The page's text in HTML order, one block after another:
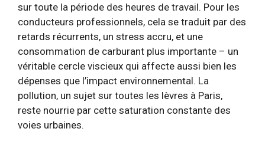
sur toute la période des heures de travail. Pour les
conducteurs professionnels, cela se traduit par des
retards récurrents, un stress accru, et une
consommation de carburant plus importante – un
véritable cercle viscieux qui affecte aussi bien les
dépenses que l’impact environnemental. La
pollution, un sujet sur toutes les lèvres à Paris,
reste nourrie par cette saturation constante des
voies urbaines.